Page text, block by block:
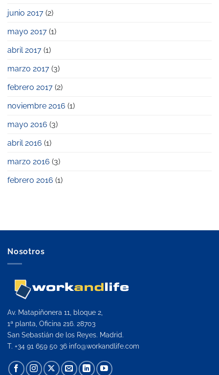
junio 2017 (2)
mayo 2017 (1)
abril 2017 (1)
marzo 2017 (3)
febrero 2017 (2)
noviembre 2016 (1)
mayo 2016 (3)
abril 2016 (1)
marzo 2016 (3)
febrero 2016 (1)
Nosotros
Av. Matapiñonera 11, bloque 2,
1ª planta, Oficina 216. 28703
San Sebastián de los Reyes. Madrid.
T. +34 91 659 50 36 info@workandlife.com